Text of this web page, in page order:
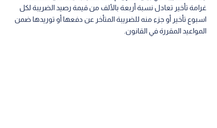
غرامة تأخير تعادل نسبة أربعة بالألف من قيمة رصيد الضريبة لكل
اسبوع تأخير أو جزء منه للضريبة المتأخر عن دفعها أو توريدها ضمن
المواعيد المقررة في القانون.